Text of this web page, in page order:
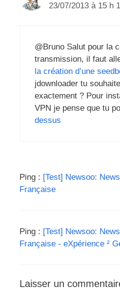
23/07/2013 à 15 h
@Bruno Salut pour la
transmission, il faut
la création d’une
jdownloader tu
exactement ? Pour
VPN je pense que tu
dessus
Ping : [Test] Newsoo:
Française
Ping : [Test] Newsoo:
Française - eXpérience ²
Laisser un